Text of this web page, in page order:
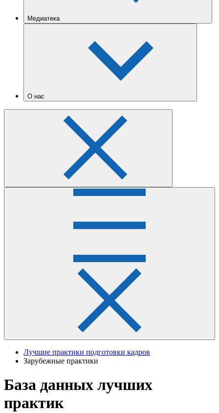
Медиатека
О нас
Лучшие практики подготовки кадров
Зарубежные практики
База данных лучших
практик